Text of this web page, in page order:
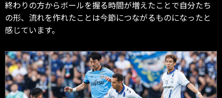
終わりの方からボールを握る時間が増えたことで自分たち
の形、流れを作れたことは今節につながるものになったと
感じています。